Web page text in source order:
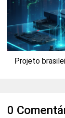
Projeto
0